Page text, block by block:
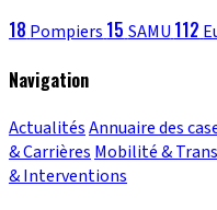
18 Pompiers 15 SAMU 112
Navigation
ActualitésAnnuaire des
& Carrières Mobilité &
& Interventions